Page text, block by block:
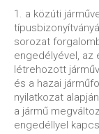
1. a közúti
sorozat
engedélyével, az
létrehozott
és a hazai
nyilatkozat
a jármű
engedéllyel